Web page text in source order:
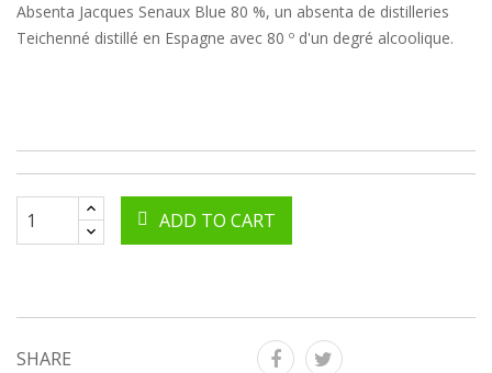
Absenta Jacques Senaux Blue 80 %, un absenta de distilleries
Teichenné distillé en Espagne avec 80 º d'un degré alcoolique.
ADD TO CART
SHARE